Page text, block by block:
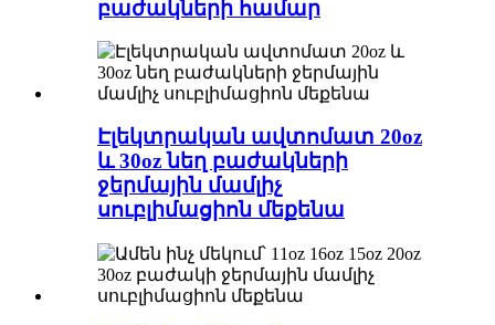
բաժակների համար
Էլեկտրական ավտոմատ 20oz
և 30oz նեղ բաժակների
ջերմային մամլիչ
սուբլիմացիոն մեքենա